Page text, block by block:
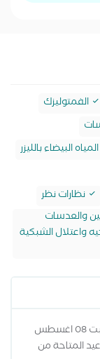
الفمتوليزك
البيضاء بالليزر
نظارات نظر
والعدسات
واعتلال الشبكية
أقرب ميعاد لدكتورة دعاء طلبة هو اليوم السبت 08 اغسطس
المتاحة من